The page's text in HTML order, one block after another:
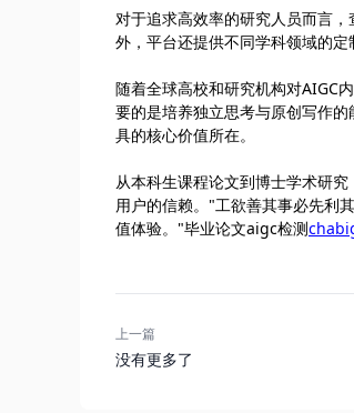
对于追求高效率的研究人员而言
外，平台还提供不同学科领域的
随着全球高校和研究机构对AIGC
要的是培养独立思考与原创写作
具的核心价值所在。
从本科生课程论文到博士学术研
用户的信赖。"工欲善其事必先
值体验。"毕业论文aigc检测
上一篇
没有更多了